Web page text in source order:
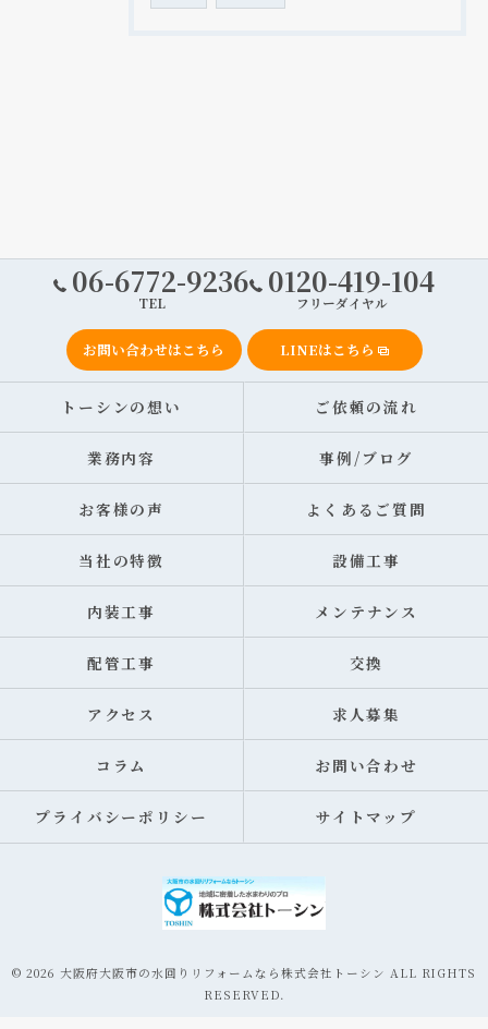
06-6772-9236
TEL
0120-419-104
フリーダイヤル
お問い合わせはこちら LINEはこちら
トーシンの想い ご依頼の流れ
業務内容 事例/ブログ
お客様の声 よくあるご質問
当社の特徴 設備工事
内装工事 メンテナンス
配管工事 交換
アクセス 求人募集
コラム お問い合わせ
プライバシーポリシー サイトマップ
© 2026 大阪府大阪市の水回りリフォームなら株式会社トーシン ALL RIGHTS
RESERVED.